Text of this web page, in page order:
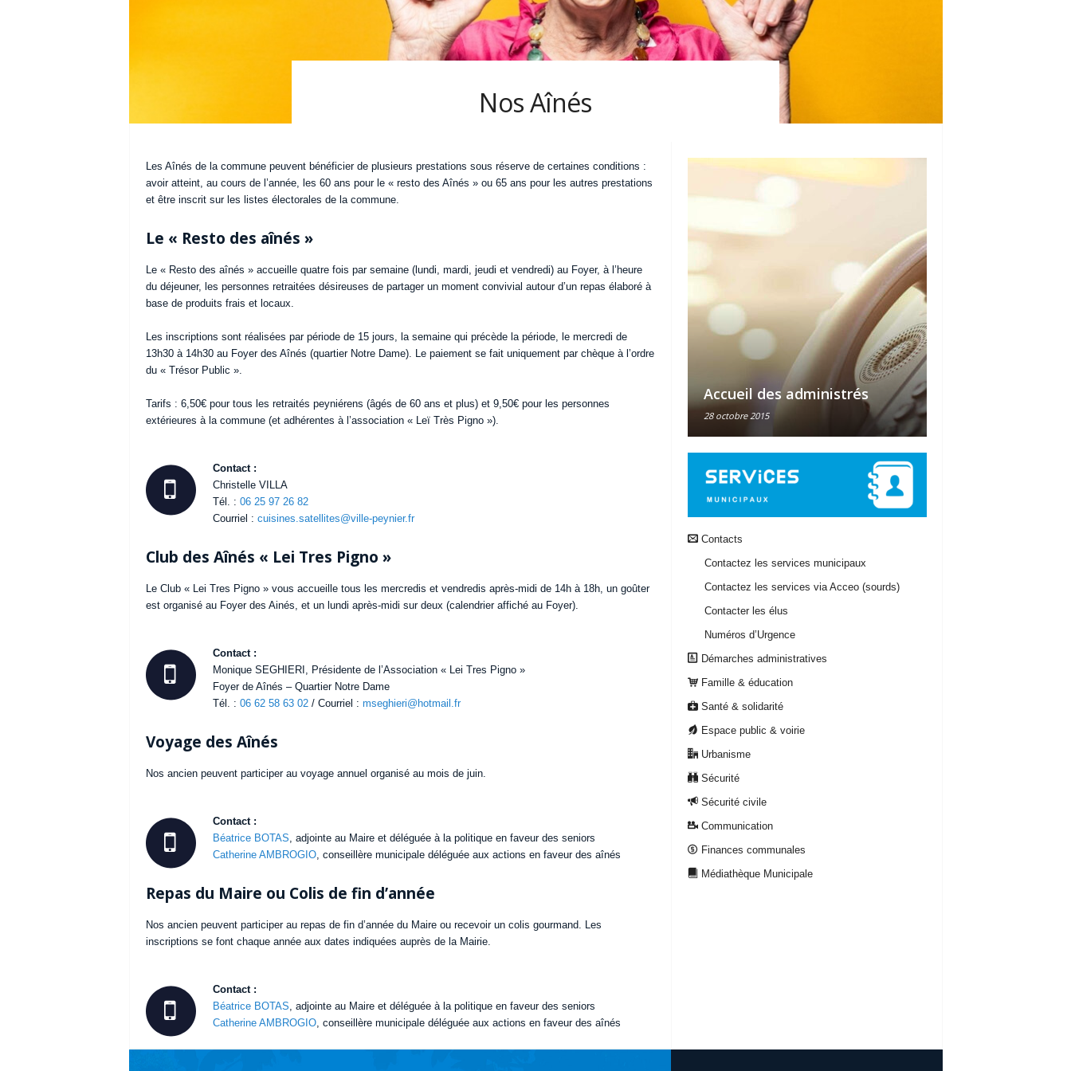
Nos Aînés
Les Aînés de la commune peuvent bénéficier de plusieurs prestations sous réserve de certaines conditions :
avoir atteint, au cours de l’année, les 60 ans pour le « resto des Aînés » ou 65 ans pour les autres prestations
et être inscrit sur les listes électorales de la commune.
Le « Resto des aînés »
Le « Resto des aînés » accueille quatre fois par semaine (lundi, mardi, jeudi et vendredi) au Foyer, à l’heure
du déjeuner, les personnes retraitées désireuses de partager un moment convivial autour d’un repas élaboré à
base de produits frais et locaux.
Les inscriptions sont réalisées par période de 15 jours, la semaine qui précède la période, le mercredi de
13h30 à 14h30 au Foyer des Aînés (quartier Notre Dame). Le paiement se fait uniquement par chèque à l’ordre
du « Trésor Public ».
Tarifs : 6,50€ pour tous les retraités peyniérens (âgés de 60 ans et plus) et 9,50€ pour les personnes
extérieures à la commune (et adhérentes à l’association « Leï Très Pigno »).
Contact :
Christelle VILLA
Tél. : 06 25 97 26 82
Courriel : cuisines.satellites@ville-peynier.fr
Club des Aînés « Lei Tres Pigno »
Le Club « Lei Tres Pigno » vous accueille tous les mercredis et vendredis après-midi de 14h à 18h, un goûter
est organisé au Foyer des Ainés, et un lundi après-midi sur deux (calendrier affiché au Foyer).
Contact :
Monique SEGHIERI, Présidente de l’Association « Lei Tres Pigno »
Foyer de Aînés – Quartier Notre Dame
Tél. : 06 62 58 63 02/ Courriel : mseghieri@hotmail.fr
Voyage des Aînés
Nos ancien peuvent participer au voyage annuel organisé au mois de juin.
Contact :
Béatrice BOTAS , adjointe au Maire et déléguée à la politique en faveur des seniors
Catherine AMBROGIO, conseillère municipale déléguée aux actions en faveur des aînés
Repas du Maire ou Colis de fin d’année
Nos ancien peuvent participer au repas de fin d’année du Maire ou recevoir un colis gourmand. Les
inscriptions se font chaque année aux dates indiquées auprès de la Mairie.
Contact :
Béatrice BOTAS , adjointe au Maire et déléguée à la politique en faveur des seniors
Catherine AMBROGIO, conseillère municipale déléguée aux actions en faveur des aînés
Accueil des administrés
28 octobre 2015
Contacts
Contactez les services municipaux
Contactez les services via Acceo (sourds)
Contacter les élus
Numéros d’Urgence
Démarches administratives
Famille & éducation
Santé & solidarité
Espace public & voirie
Urbanisme
Sécurité
Sécurité civile
Communication
Finances communales
Médiathèque Municipale